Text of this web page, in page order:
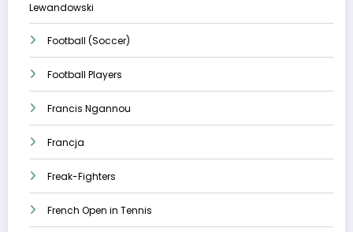
Lewandowski
Football (Soccer)
Football Players
Francis Ngannou
Francja
Freak-Fighters
French Open in Tennis